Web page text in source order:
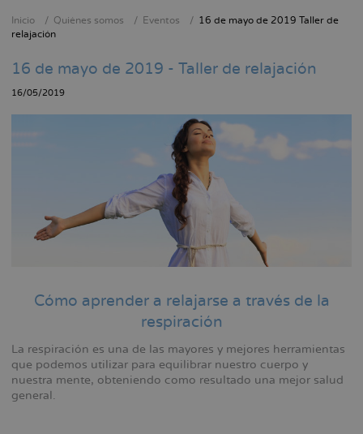
Sobrescribir
de
ayuda
a
Inicio Quiénes somos Eventos
16 de mayo de 2019 Taller de
relajación
16 de mayo de 2019 - Taller de relajación
16/05/2019
Cómo aprender a relajarse a través de la
respiración
La respiración es una de las mayores y mejores herramientas
que podemos utilizar para equilibrar nuestro cuerpo y
nuestra mente, obteniendo como resultado una mejor salud
general.